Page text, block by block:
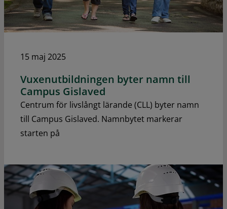
15 maj 2025
Vuxenutbildningen byter namn till
Campus Gislaved
Centrum för livslångt lärande (CLL) byter namn
till Campus Gislaved. Namnbytet markerar
starten på